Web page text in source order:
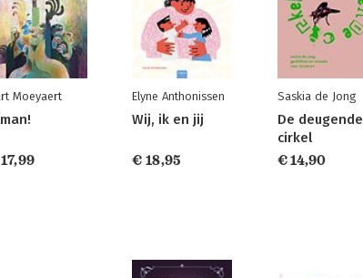
Moeyaert Elyne Anthonissen
Wij, ik en jij
€ 18,95
Saskia de Jong
De deugende
cirkel
€ 14,90